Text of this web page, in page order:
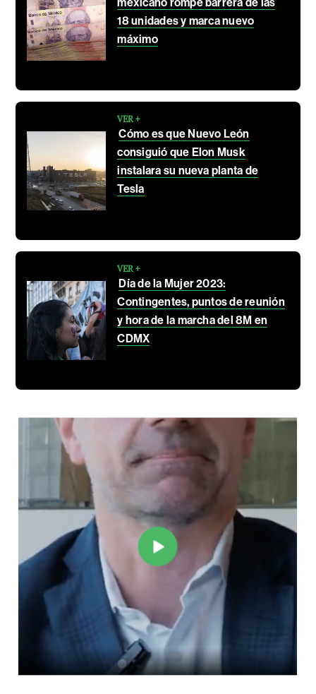
18 unidades y marca nuevo
máximo
VER +
Cómo es que Nuevo León
consiguió que Elon Musk
instalara su nueva planta de
Tesla
VER +
Día de la Mujer 2023:
Contingentes, puntos de reunión
y hora de la marcha del 8M en
CDMX